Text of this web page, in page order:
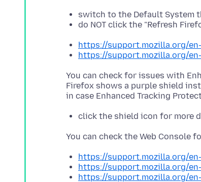
switch to the Default System
do NOT click the "Refresh
https://support.mozilla.org/
https://support.mozilla.org/
You can check for issues with
Firefox shows a purple shield
click the shield icon for more
https://support.mozilla.org/
https://support.mozilla.org/
https://support.mozilla.org/